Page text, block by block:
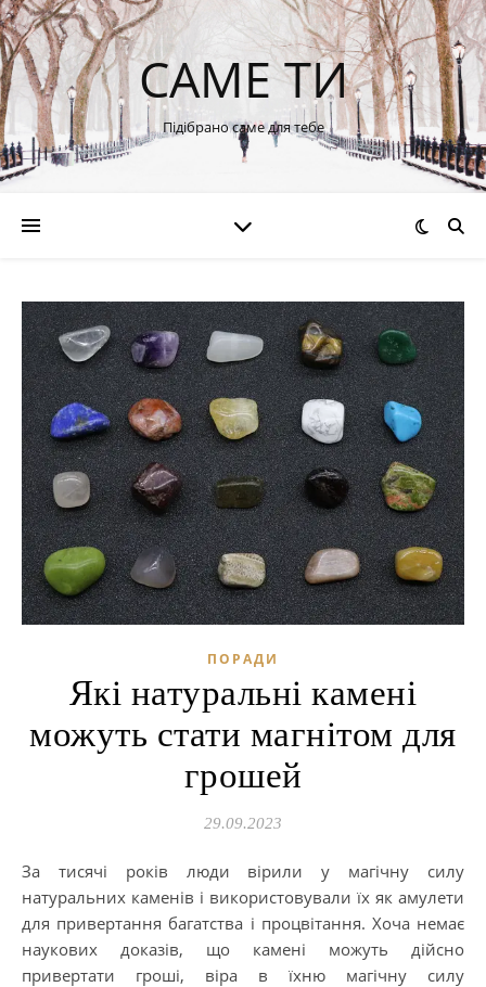
САМЕ ТИ
Підібрано саме для тебе
ПОРАДИ
Які натуральні камені
можуть стати магнітом для
грошей
29.09.2023
За тисячі років люди вірили у магічну силу
натуральних каменів і використовували їх як амулети
для привертання багатства і процвітання. Хоча немає
наукових доказів, що камені можуть дійсно
привертати гроші, віра в їхню магічну силу